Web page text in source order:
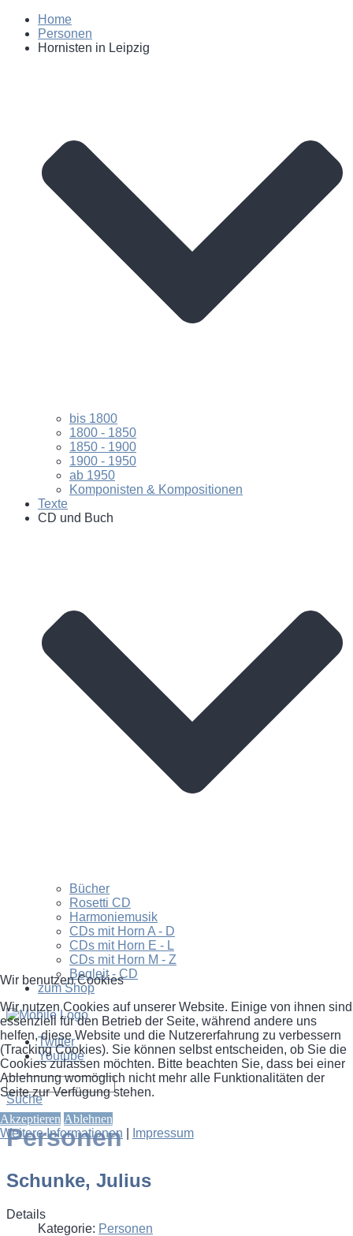
Home
Personen
Hornisten in Leipzig
bis 1800
1800 - 1850
1850 - 1900
1900 - 1950
ab 1950
Komponisten & Kompositionen
Texte
CD und Buch
Bücher
Rosetti CD
Harmoniemusik
CDs mit Horn A - D
CDs mit Horn E - L
CDs mit Horn M - Z
Begleit - CD
zum Shop
Twitter
Youtube
Suche
Personen
Schunke, Julius
Details
Kategorie: Personen
Wir benutzen Cookies
Wir nutzen Cookies auf unserer Website. Einige von ihnen sind
essenziell für den Betrieb der Seite, während andere uns
helfen, diese Website und die Nutzererfahrung zu verbessern
(Tracking Cookies). Sie können selbst entscheiden, ob Sie die
Cookies zulassen möchten. Bitte beachten Sie, dass bei einer
Ablehnung womöglich nicht mehr alle Funktionalitäten der
Seite zur Verfügung stehen.
Akzeptieren Ablehnen
Weitere Informationen
Impressum